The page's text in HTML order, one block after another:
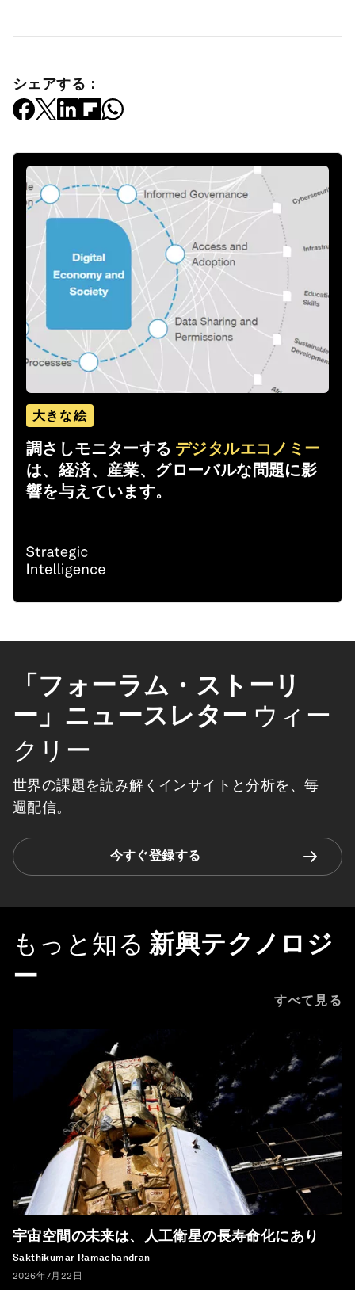
シェアする：
大きな絵
調さしモニターする デジタルエコノミー
は、経済、産業、グローバルな問題に影
響を与えています。
「フォーラム・ストーリ
ー」ニュースレター ウィー
クリー
世界の課題を読み解くインサイトと分析を、毎
週配信。
今すぐ登録する
もっと知る 新興テクノロジ
ー
すべて見る
宇宙空間の未来は、人工衛星の長寿命化にあり
Sakthikumar Ramachandran
2026年7月22日